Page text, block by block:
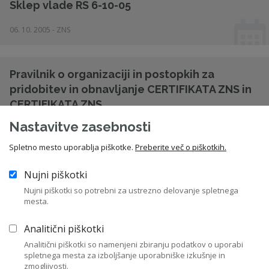
Sklep vlade RS 6-10-05
06. 10. 2005 - ZNS
Pravilnik o organizaciji in postopkih za
pridobitev in obnavljanje CERTIFIKATA ZNS in
CERTIFIKATA ZNS ...
01. 04. 2025 - ZNS - ZNS
Certifikat ZNS
ZAVEZA o spoštovanju Kodeksa profesionalne
etike ZNS in izobraževanju
20. 08. 2020 - ZNS
Nastavitve zasebnosti
Spletno mesto uporablja piškotke. Preberite več o piškotkih.
Nujni piškotki
Nujni piškotki so potrebni za ustrezno delovanje spletnega
mesta.
Analitični piškotki
Analitični piškotki so namenjeni zbiranju podatkov o uporabi
spletnega mesta za izboljšanje uporabniške izkušnje in
zmogljivosti.